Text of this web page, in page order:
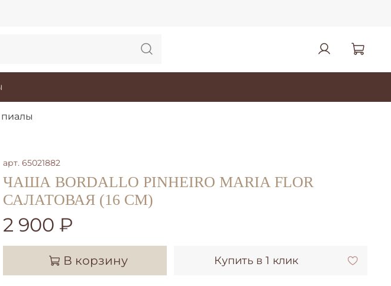
пиалы
арт. 65021882
ЧАША BORDALLO PINHEIRO MARIA FLOR
САЛАТОВАЯ (16 СМ)
2 900 ₽
В корзину Купить в 1 клик